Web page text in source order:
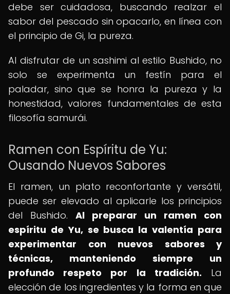
debe ser cuidadosa, buscando realzar el
sabor del pescado sin opacarlo, en línea con
el principio de Gi, la pureza.
Al disfrutar de un sashimi al estilo Bushido, no
solo se experimenta un festín para el
paladar, sino que se honra la pureza y la
honestidad, valores fundamentales de esta
filosofía samurái.
Ramen con Espíritu de Yu:
Ousando Nuevos Sabores
El ramen, un plato reconfortante y versátil,
puede ser elevado al aplicarle los principios
del Bushido. Al preparar un ramen con
espíritu de Yu, se busca la valentía para
experimentar con nuevos sabores y
técnicas, manteniendo siempre un
profundo respeto por la tradición. La
elección de los ingredientes y la forma en que